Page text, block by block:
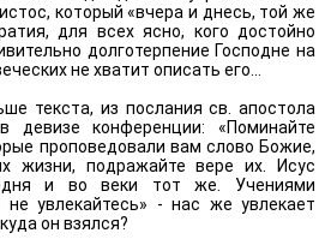
который «вчера и днесь, той же
для всех ясно, кого достойно
долготерпение Господне на
не хватит описать его...
текста, из послания св. апостола
конференции: «Поминайте
проповедовали вам слово Божие,
жизни, подражайте вере их. Исус
и во веки тот же. Учениями
увлекайтесь» - нас же увлекает
он взялся?